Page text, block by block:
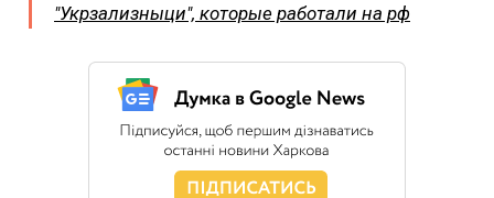
"Укрзализныци", которые работали на рф